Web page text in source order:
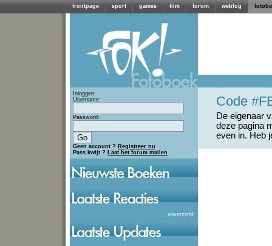
frontpage sport games film forum weblog
Inloggen:
Username:
Password:
Geen account ? Registreer nu
Pass kwijt ? Laat het forum mailen
»overzicht
Code
De eigenaar
deze pagina
even in. Heb